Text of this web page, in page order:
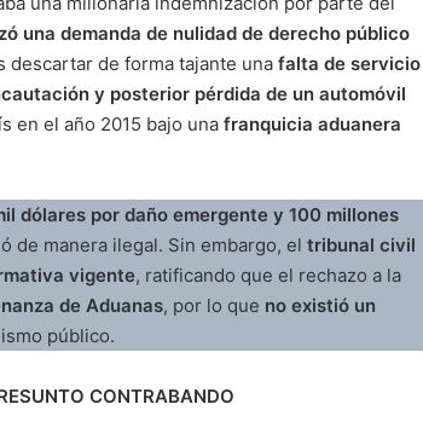
una demanda de nulidad de derecho público
descartar de forma tajante una falta de servicio
y posterior pérdida de un automóvil
en el año 2015 bajo una franquicia aduanera
dólares por daño emergente y 100 millones
de manera ilegal. Sin embargo, el tribunal civil
vigente, ratificando que el rechazo a la
de Aduanas, por lo que no existió un
público.
CONTRABANDO